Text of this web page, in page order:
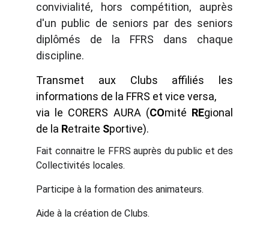
convivialité, hors compétition, auprès
d'un public de seniors par des seniors
diplômés de la FFRS dans chaque
discipline.
Transmet aux Clubs affiliés les
informations de la FFRS et vice versa,
via le CORERS AURA (COmité REgional
de la Retraite Sportive).
Fait connaitre le FFRS auprès du public et des
Collectivités locales.
Participe à la formation des animateurs.
Aide à la création de Clubs.